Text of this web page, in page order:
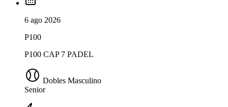
6 ago 2026
P100
P100 CAP 7 PADEL
Dobles Masculino
Senior